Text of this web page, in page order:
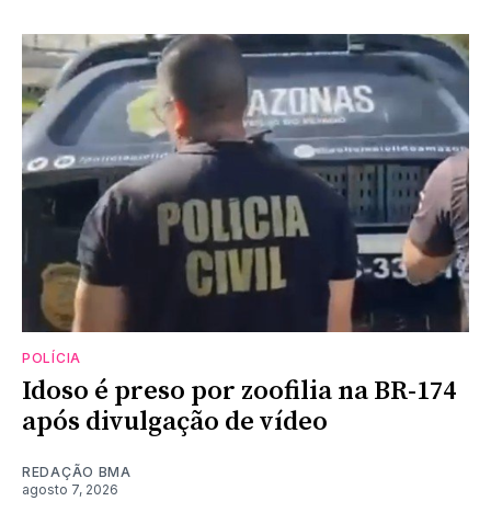
POLÍCIA
Idoso é preso por zoofilia na BR-174
após divulgação de vídeo
REDAÇÃO BMA
agosto 7, 2026